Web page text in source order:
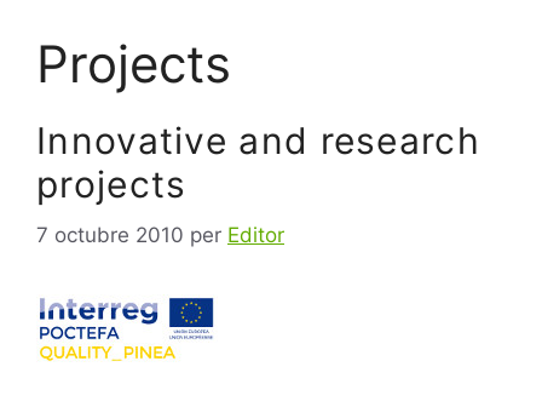
Projects
Innovative and research
projects
7 octubre 2010 per Editor